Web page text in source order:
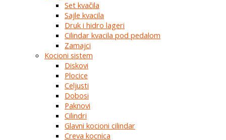
Set kvačila
Sajle kvacila
Druk i hidro lageri
Cilindar kvacila pod pedalom
Zamajci
Kocioni sistem
Diskovi
Plocice
Celjusti
Dobosi
Paknovi
Cilindri
Glavni kocioni cilindar
Creva kocnica